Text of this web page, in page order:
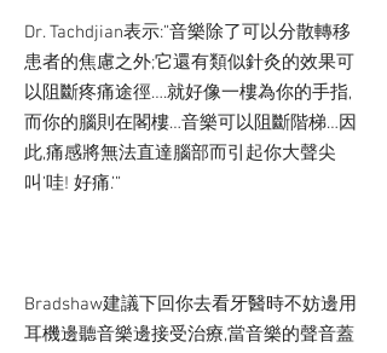
Dr. Tachdjian表示:”音樂除了可以分散轉移
患者的焦慮之外;它還有類似針灸的效果可
以阻斷疼痛途徑….就好像一樓為你的手指,
而你的腦則在閣樓…音樂可以阻斷階梯…因
此,痛感將無法直達腦部而引起你大聲尖
叫’哇! 好痛.’”
Bradshaw建議下回你去看牙醫時不妨邊用
耳機邊聽音樂邊接受治療,當音樂的聲音蓋